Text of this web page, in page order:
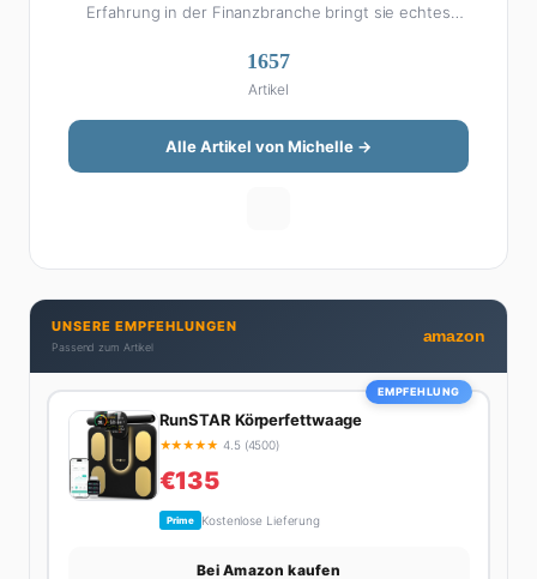
Erfahrung in der Finanzbranche bringt sie echtes
Michelle klingt Altersvorsorge nicht wie eine
Steuererklärung. Ihre Stärke liegt darin, komplexe
Finanzthemen so aufzubereiten, dass sie jeder
versteht – ohne Fachchinesisch, dafür mit konkreten
Tipps zum Umsetzen. Von ETF-Strategien über
Privatleben unter einen Hut bekommt. Privat ist sie
bekennende Kaffee-Süchtige (3+ Tassen am Tag,
Minimum), Podcast-Hörerin und verbringt ihre
Wochenenden am liebsten in der Natur oder auf dem
1657
Artikel
Alle Artikel von Michelle →
UNSERE EMPFEHLUNGEN
Passend zum Artikel
amazon
EMPFEHLUNG
RunSTAR Körperfettwaage
★★★★★ 4.5 (4500)
€135
Prime Kostenlose Lieferung
Bei Amazon kaufen